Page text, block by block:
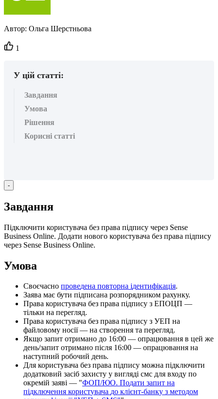
Автор: Ольга Шерстньова
Кількість
вподобайок:
1
У цій статті:
Завдання
Умова
Рішення
Корисні статті
-
Завдання
Підключити користувача без права підпису через Sense
Business Online. Додати нового користувача без права підпису
через Sense Business Online.
Умова
Своєчасно проведена повторна ідентифікація.
Заява має бути підписана розпорядником рахунку.
Права користувача без права підпису з ЕПОЦП —
тільки на перегляд.
Права користувача без права підпису з УЕП на
файловому носії — на створення та перегляд.
Якщо запит отримано до 16:00 — опрацювання в цей же
день/запит отримано після 16:00 — опрацювання на
наступний робочий день.
Для користувача без права підпису можна підключити
додатковий засіб захисту у вигляді смс для входу по
окремій заяві — "ФОП/ЮО. Подати запит на
підключення користувача до клієнт-банку з методом